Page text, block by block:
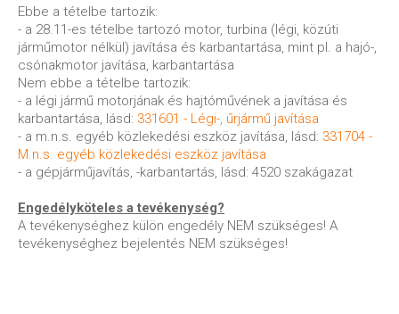
ENGEDÉLYKÖTELES
IRODÁK
Ebbe a tételbe tartozik:
- a 28.11-es tételbe tartozó motor, turbina (légi, közúti
járműmotor nélkül) javítása és karbantartása, mint pl. a hajó-,
csónakmotor javítása, karbantartása
Nem ebbe a tételbe tartozik:
- a légi jármű motorjának és hajtóművének a javítása és
karbantartása, lásd: 331601 - Légi-, űrjármű javítása
- a m.n.s. egyéb közlekedési eszköz javítása, lásd: 331704 -
M.n.s. egyéb közlekedési eszköz javítása
- a gépjárműjavítás, -karbantartás, lásd: 4520 szakágazat
Engedélyköteles a tevékenység?
A tevékenységhez külön engedély NEM szükséges! A
tevékenységhez bejelentés NEM szükséges!